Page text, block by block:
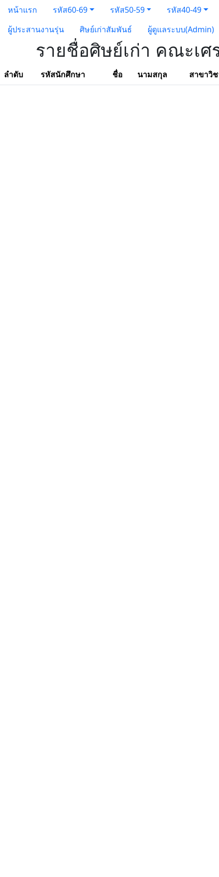
หน้าแรก รหัส60-69 รหัส50-59
รหัส40-49
ผู้ประสานงานรุ่น
ศิษย์เก่าสัมพันธ์ ผู้ดูแลระบบ(Admin)
รายชื่อศิษย์เก่า คณะเ
ลำดับ รหัสนักศึกษา ชื่อ นามสกุล สาขาวิ